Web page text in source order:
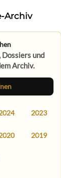
Archiv
Dossiers und
Archiv.
2023
2019